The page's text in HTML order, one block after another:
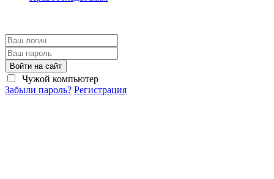
Войти на сайт
Чужой компьютер
Забыли пароль? Регистрация